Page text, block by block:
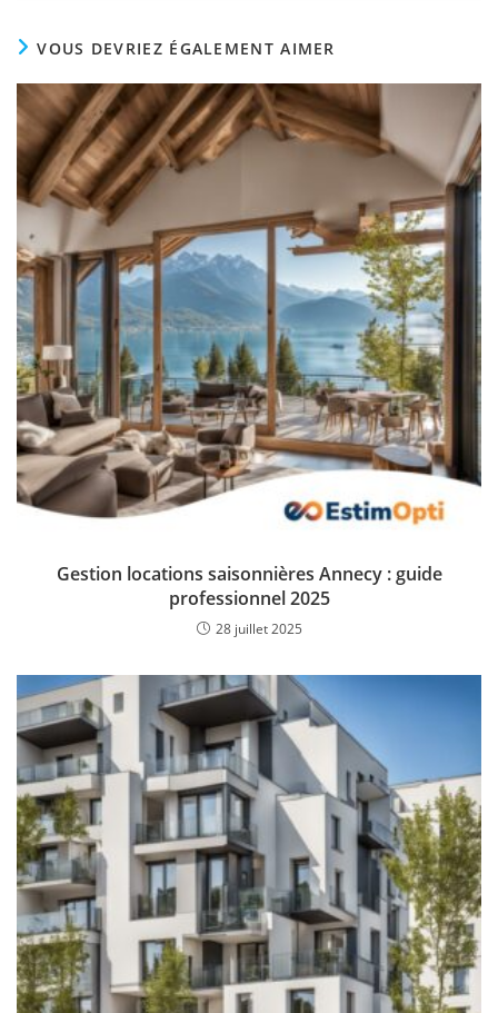
VOUS DEVRIEZ ÉGALEMENT AIMER
Gestion locations saisonnières Annecy : guide
professionnel 2025
28 juillet 2025